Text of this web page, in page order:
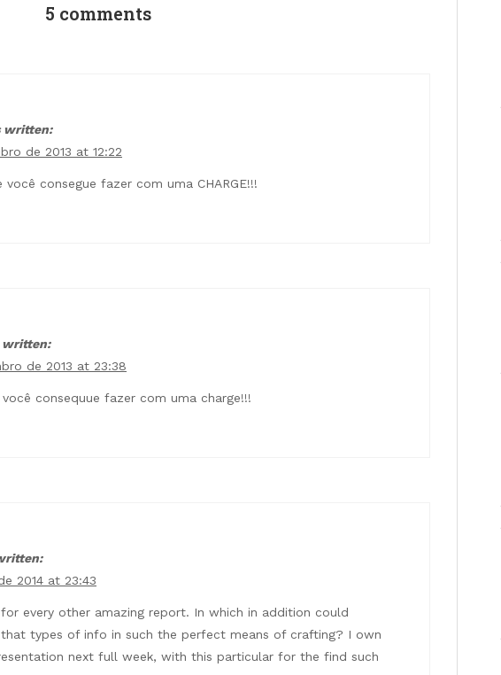
5 comments
written:
de 2013 at 12:22
você consegue fazer com uma CHARGE!!!
de 2013 at 23:38
consequue fazer com uma charge!!!
2014 at 23:43
for every other amazing report. In which in addition could
that types of info in such the perfect means of crafting? I own
next full week, with this particular for the find such